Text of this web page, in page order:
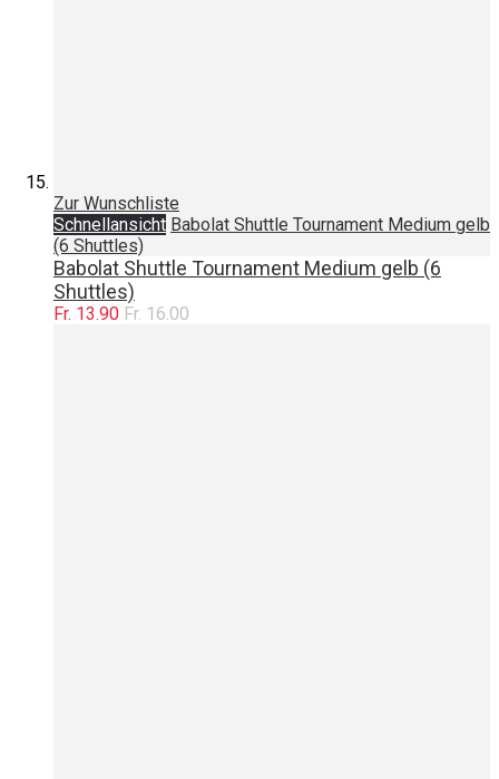
Zur Wunschliste
Schnellansicht Babolat Shuttle Tournament Medium gelb
(6 Shuttles)
Babolat Shuttle Tournament Medium gelb (6
Shuttles)
Fr. 13.90 Fr. 16.00